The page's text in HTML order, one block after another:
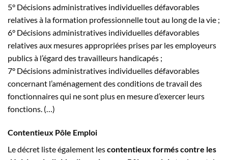
5° Décisions administratives individuelles défavorables
relatives à la formation professionnelle tout au long de la vie ;
6° Décisions administratives individuelles défavorables
relatives aux mesures appropriées prises par les employeurs
publics à l’égard des travailleurs handicapés ;
7° Décisions administratives individuelles défavorables
concernant l’aménagement des conditions de travail des
fonctionnaires qui ne sont plus en mesure d’exercer leurs
fonctions. (…)
Contentieux Pôle Emploi
Le décret liste également lescontentieux formés contre les